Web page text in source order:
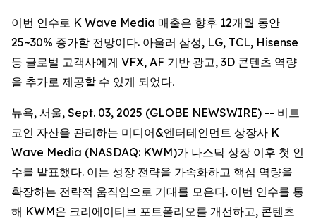
이번 인수로 K Wave Media 매출은 향후 12개월 동안
25~30% 증가할 전망이다. 아울러 삼성, LG, TCL, Hisense
등 글로벌 고객사에게 VFX, AF 기반 광고, 3D 콘텐츠 역량
을 추가로 제공할 수 있게 되었다.
뉴욕, 서울, Sept. 03, 2025 (GLOBE NEWSWIRE) -- 비트
코인 자산을 관리하는 미디어&엔터테인먼트 상장사 K
Wave Media (NASDAQ: KWM)가 나스닥 상장 이후 첫 인
수를 발표했다. 이는 성장 전략을 가속화하고 핵심 역량을
확장하는 전략적 움직임으로 기대를 모은다. 이번 인수를 통
해 KWM은 크리에이티브 포트폴리오를 개선하고, 콘텐츠